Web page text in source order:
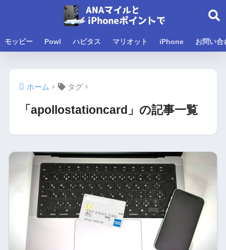
モッピー Powl ハピタス マリオット iPhone お問い合
ホーム タグ
「apollostationcard」の記事一覧